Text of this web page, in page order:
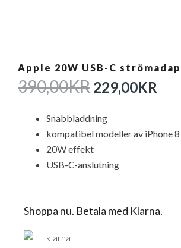
Apple 20W USB-C
390,00KRDET
PRISET
VAR:
390,00KR.
229,00KR
Snabbladdning
kompatibel modeller av iPhone 8
20W effekt
USB-C-anslutning
Shoppa nu. Betala med Klarna.